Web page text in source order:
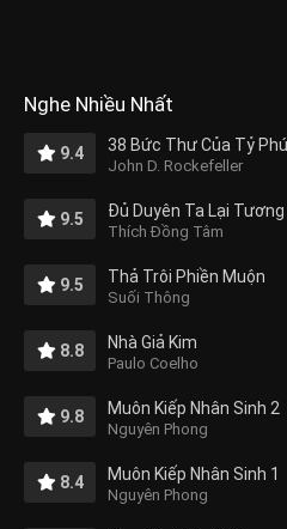
Nghe Nhiều Nhất
9.4 38 Bức Thư Của Tỷ
John D. Rockefeller
9.5 Đủ Duyên Ta Lại
Thích Đồng Tâm
9.5 Thả Trôi Phiền Muộn
Suối Thông
8.8 Nhà Giả Kim
Paulo Coelho
9.8 Muôn Kiếp Nhân Sinh 2
Nguyên Phong
8.4 Muôn Kiếp Nhân Sinh 1
Nguyên Phong